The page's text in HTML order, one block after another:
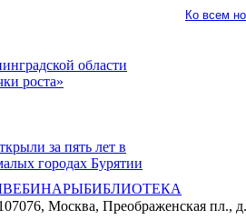
области
роста»
за пять лет в
городах Бурятии
Ко всем
ВЕБИНАРЫБИБЛИОТЕКА
Москва, Преображенская пл.,